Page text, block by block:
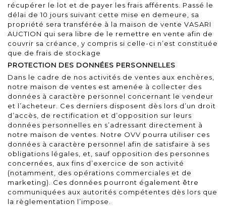
récupérer le lot et de payer les frais afférents. Passé le
délai de 10 jours suivant cette mise en demeure, sa
propriété sera transférée à la maison de vente VASARI
AUCTION qui sera libre de le remettre en vente afin de
couvrir sa créance, y compris si celle-ci n’est constituée
que de frais de stockage
PROTECTION DES DONNÉES PERSONNELLES
Dans le cadre de nos activités de ventes aux enchères,
notre maison de ventes est amenée à collecter des
données à caractère personnel concernant le vendeur
et l’acheteur. Ces derniers disposent dès lors d’un droit
d’accès, de rectification et d’opposition sur leurs
données personnelles en s’adressant directement à
notre maison de ventes. Notre OVV pourra utiliser ces
données à caractère personnel afin de satisfaire à ses
obligations légales, et, sauf opposition des personnes
concernées, aux fins d’exercice de son activité
(notamment, des opérations commerciales et de
marketing). Ces données pourront également être
communiquées aux autorités compétentes dès lors que
la règlementation l’impose.